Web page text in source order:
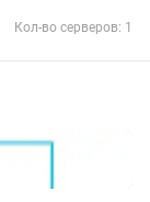
Кол-во серверов: 1